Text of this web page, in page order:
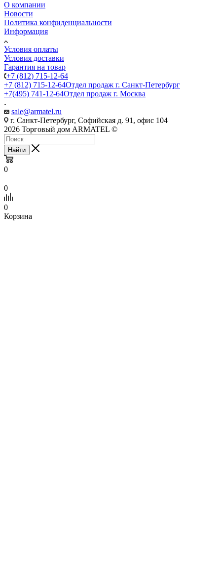
О компании
Новости
Политика конфиденциальности
Информация
Условия оплаты
Условия доставки
Гарантия на товар
+7 (812) 715-12-64
+7 (812) 715-12-64Отдел продаж г. Санкт-Петербург
+7(495) 741-12-64Отдел продаж г. Москва
sale@armatel.ru
г. Санкт-Петербург, Софийская д. 91, офис 104
2026 Торговый дом ARMATEL ©
Найти
0
0
0
Корзина